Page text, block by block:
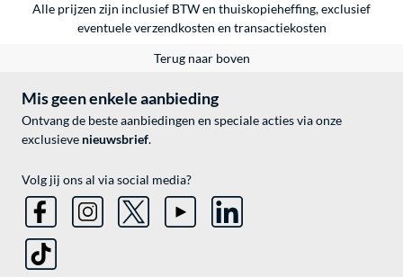
Alle prijzen zijn inclusief BTW en thuiskopieheffing, exclusief
eventueleverzendkosten en transactiekosten
Terug naar boven
Mis geen enkele aanbieding
Ontvang de beste aanbiedingen en speciale acties via onze
exclusieve nieuwsbrief.
Volg jij ons al via social media?